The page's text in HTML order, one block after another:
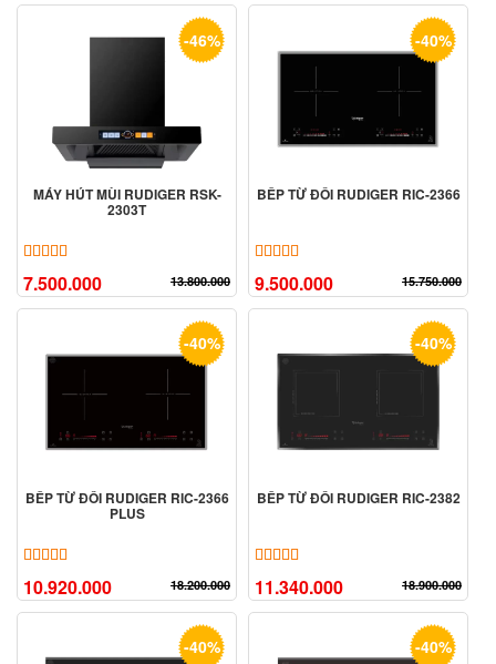
-46%
MÁY HÚT MÙI RUDIGER RSK-
2303T
7.500.000 13.800.000
-40%
BẾP TỪ ĐÔI RUDIGER RIC-2366
9.500.000 15.750.000
-40%
BẾP TỪ ĐÔI RUDIGER RIC-2366
PLUS
10.920.000 18.200.000
-40%
BẾP TỪ ĐÔI RUDIGER RIC-2382
11.340.000 18.900.000
-40% -40%